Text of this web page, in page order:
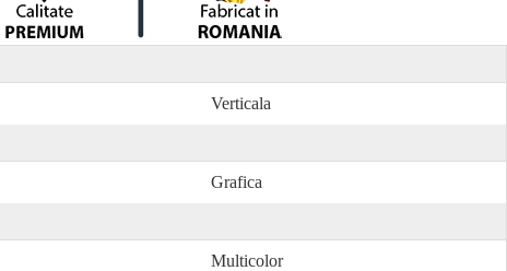
Verticala
Grafica
Multicolor